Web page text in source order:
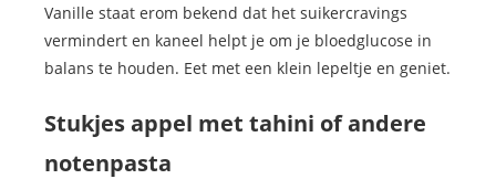
Vanille staat erom bekend dat het suikercravings
vermindert en kaneel helpt je om je bloedglucose in
balans te houden. Eet met een klein lepeltje en geniet.
Stukjes appel met tahini of andere
notenpasta